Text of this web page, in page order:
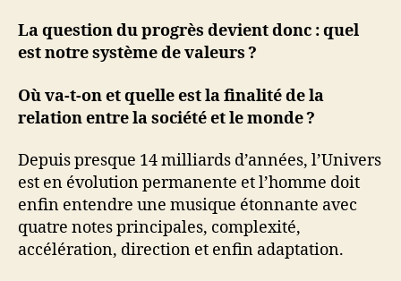
La question du progrès devient donc : quel
est notre système de valeurs ?
Où va-t-on et quelle est la finalité de la
relation entre la société et le monde ?
Depuis presque 14 milliards d’années, l’Univers
est en évolution permanente et l’homme doit
enfin entendre une musique étonnante avec
quatre notes principales, complexité,
accélération, direction et enfin adaptation.